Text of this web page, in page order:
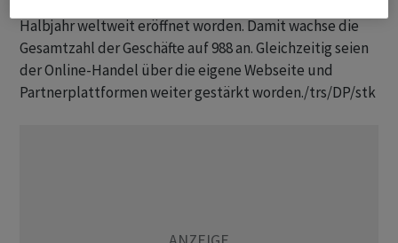
Halbjahr weltweit eröffnet worden. Damit wachse die
Gesamtzahl der Geschäfte auf 988 an. Gleichzeitig seien
der Online-Handel über die eigene Webseite und
Partnerplattformen weiter gestärkt worden./trs/DP/stk